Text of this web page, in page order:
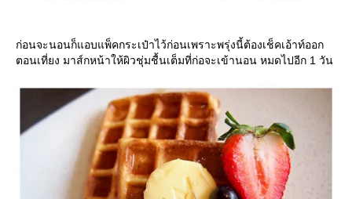
ก่อนจะนอนก็แอบแพ็คกระเป๋าไว้ก่อนเพราะพรุ่งนี้ต้องเช็คเอ้าท์ออก
ตอนเที่ยง มาส์กหน้าให้ผิวชุ่มชื้นเต็มที่ก่อจะเข้านอน หมดไปอีก 1 วัน